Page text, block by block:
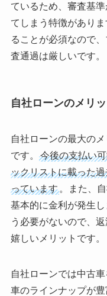
ているため、審査基
てしまう特徴があり
ることが必須なので
査通過は厳しいです。
自社ローンのメリッ
自社ローンの最大の
です。
今後の支払い
ックリストに載った
っています。また、
基本的に金利が発生
う必要がないので、
嬉しいメリットです。
自社ローンでは中古
車のラインナップが